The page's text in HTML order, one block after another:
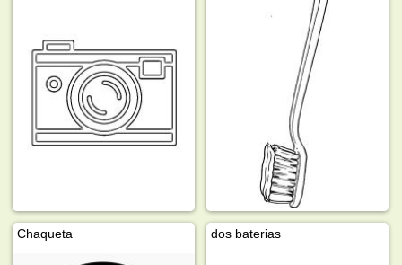
Chaqueta dos baterias